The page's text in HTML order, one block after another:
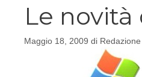
Le novità
Maggio 18, 2009 di Redazione